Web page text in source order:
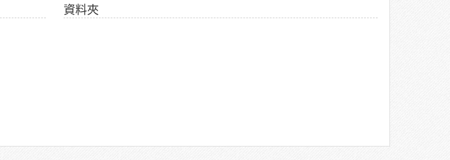
資料夾